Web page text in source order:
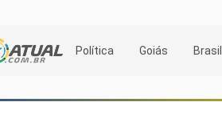
Política Goiás Brasil